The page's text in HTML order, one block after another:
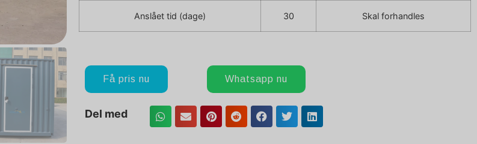
Anslået tid (dage) 30 Skal forhandles
Få pris nu Whatsapp nu
Del med